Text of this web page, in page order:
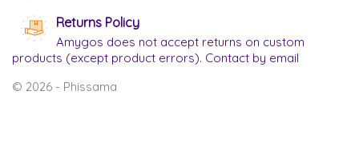
Returns Policy
Amygos does not accept returns on custom
products (except product errors). Contact by email
© 2026 - Phissama